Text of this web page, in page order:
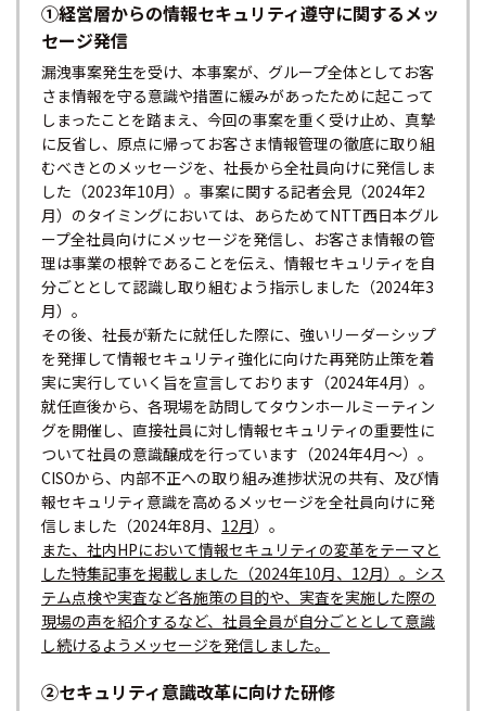
①経営層からの情報セキュリティ遵守に関するメッ
セージ発信
漏洩事案発生を受け、本事案が、グループ全体としてお客
さま情報を守る意識や措置に緩みがあったために起こって
しまったことを踏まえ、今回の事案を重く受け止め、真摯
に反省し、原点に帰ってお客さま情報管理の徹底に取り組
むべきとのメッセージを、社長から全社員向けに発信しま
した（2023年10月）。事案に関する記者会見（2024年2
月）のタイミングにおいては、あらためてNTT西日本グル
ープ全社員向けにメッセージを発信し、お客さま情報の管
理は事業の根幹であることを伝え、情報セキュリティを自
分ごととして認識し取り組むよう指示しました（2024年3
月）。
その後、社長が新たに就任した際に、強いリーダーシップ
を発揮して情報セキュリティ強化に向けた再発防止策を着
実に実行していく旨を宣言しております（2024年4月）。
就任直後から、各現場を訪問してタウンホールミーティン
グを開催し、直接社員に対し情報セキュリティの重要性に
ついて社員の意識醸成を行っています（2024年4月～）。
CISOから、内部不正への取り組み進捗状況の共有、及び情
報セキュリティ意識を高めるメッセージを全社員向けに発
信しました（2024年8月、 12月）。
また、社内HPにおいて情報セキュリティの変革をテーマと
した特集記事を掲載しました（2024年10月、12月）。シス
テム点検や実査など各施策の目的や、実査を実施した際の
現場の声を紹介するなど、社員全員が自分ごととして意識
し続けるようメッセージを発信しました。
②セキュリティ意識改革に向けた研修